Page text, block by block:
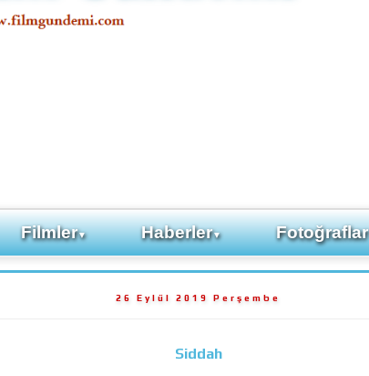
Filmler▼ Haberler▼ Fotoğraflar
26 Eylül 2019 Perşembe
Siddah